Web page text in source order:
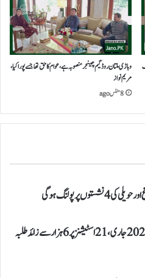
وہاڑی ملتان روڈ گیم چینجر منصوبہ ہے، عوام کا حق تھا جسے پورا کیا،
مریم نواز
8 منٹس ago
پر پولنگ ہوگی
آئی ایس پی آر سمر انٹرن شپ پروگرام 2026 جاری، 21 اسٹیشنز پر 6 ہزار سے زائد طلبہ